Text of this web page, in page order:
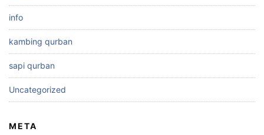
info
kambing qurban
sapi qurban
Uncategorized
META